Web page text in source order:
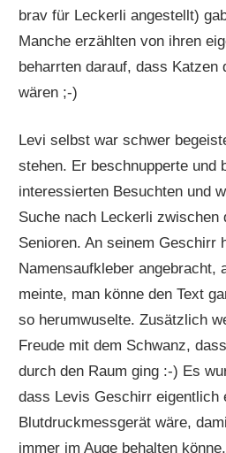
brav für Leckerli angestellt)
Manche erzählten von ihren
beharrten darauf, dass Katzen
wären ;-)
Levi selbst war schwer
stehen. Er beschnupperte und
interessierten Besuchten und
Suche nach Leckerli zwischen
Senioren. An seinem Geschirr
Namensaufkleber angebracht,
meinte, man könne den Text
so herumwuselte. Zusätzlich
Freude mit dem Schwanz,
durch den Raum ging :-) Es
dass Levis Geschirr eigentlich
Blutdruckmessgerät wäre,
immer im Auge behalten könne.